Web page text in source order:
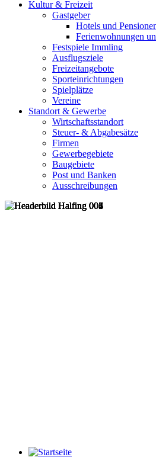
Kultur & Freizeit
Gastgeber
Hotels und
Ferienwohnungen
Festspiele Immling
Ausflugsziele
Freizeitangebote
Sporteinrichtungen
Spielplätze
Vereine
Standort & Gewerbe
Wirtschaftsstandort
Steuer- & Abgabesätze
Firmen
Gewerbegebiete
Baugebiete
Post und Banken
Ausschreibungen